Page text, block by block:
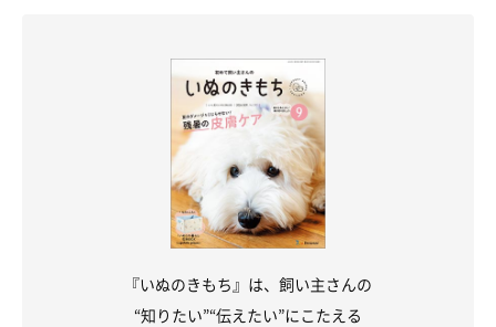
『いぬのきもち』は、飼い主さんの
“知りたい”“伝えたい”にこたえる